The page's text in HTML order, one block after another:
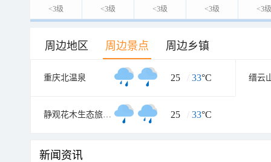
<3级 <3级 <3级 <3级 <3级
周边地区 周边景点 周边乡镇
重庆北温泉 25 / 33°C
静观花木生态旅游区 25 / 33°C
新闻资讯